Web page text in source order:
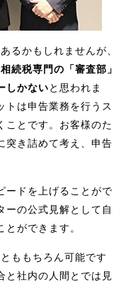
るかもしれませんが、
相続税専門の「審査部」
しかないと思われま
トは申告業務を行うス
ことです。お客様のた
突き詰めて考え、申告
ードを上げることがで
ーの公式見解として自
ができます。
ももちろん可能です
と社内の人間とでは見